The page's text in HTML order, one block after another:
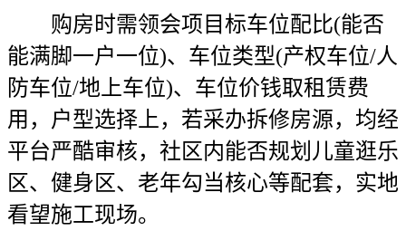
购房时需领会项目标车位配比(能否
能满脚一户一位)、车位类型(产权车位/人
防车位/地上车位)、车位价钱取租赁费
用，户型选择上，若采办拆修房源，均经
平台严酷审核，社区内能否规划儿童逛乐
区、健身区、老年勾当核心等配套，实地
看望施工现场。